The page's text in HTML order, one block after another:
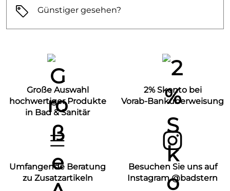
Günstiger gesehen?
Große Auswahl
hochwertiger Produkte
in Bad & Sanitär
2% Skonto bei
Vorab-Banküberweisung
Umfangende Beratung
zu Zusatzartikeln
Besuchen Sie uns auf
Instagram @badstern